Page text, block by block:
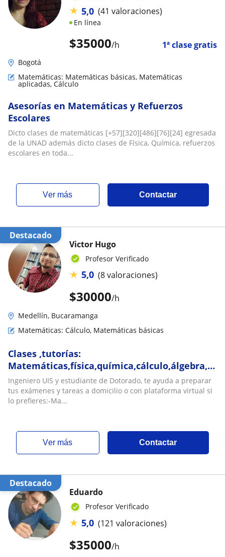
$35000/h 1ª clase gratis
★ 5,0 (41 valoraciones)
En línea
Bogotá
Matemáticas: Matemáticas básicas, Matemáticas
aplicadas, Cálculo
Asesorías en Matemáticas y Refuerzos
Escolares
Dicto clases de matemáticas [+57][320][486][76][24] egresada
de la UNAD además dicto clases de Física, Química, refuerzos
escolares en toda...
ver más Contactar
Destacado
$30000/h
Victor Hugo
Profesor Verificado
★ 5,0 (8 valoraciones)
Medellín, Bucaramanga
Matemáticas: Cálculo, Matemáticas básicas
Clases ,tutorías:
financiera
Ingeniero UIS y estudiante de Dotorado, te ayuda a preparar
tus exámenes y tareas a domicilio o con plataforma virtual si
lo prefieres:-Ma...
ver más Contactar
Destacado
$35000/h
Eduardo
Profesor Verificado
★ 5,0 (121 valoraciones)